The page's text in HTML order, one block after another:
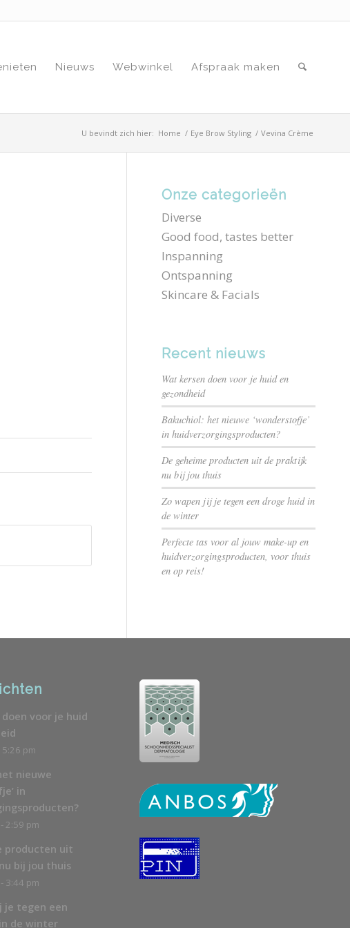
Nieuws Webwinkel Afspraak maken
U bevindt zich hier: Home / Eye Brow Styling / Vevina Crème
Onze categorieën
Diverse
Good food, tastes better
Inspanning
Ontspanning
Skincare & Facials
Recent nieuws
Wat kersen doen voor je huid en
gezondheid
Bakuchiol: het nieuwe ‘wonderstofje’
in huidverzorgingsproducten?
De geheime producten uit de praktijk
nu bij jou thuis
Zo wapen jij je tegen een droge huid in
de winter
Perfecte tas voor al jouw make-up en
huidverzorgingsproducten, voor thuis
en op reis!
voor je huid
pm
nieuwe
in
2:59 pm
producten uit
bij jou thuis
3:44 pm
je tegen een
de winter